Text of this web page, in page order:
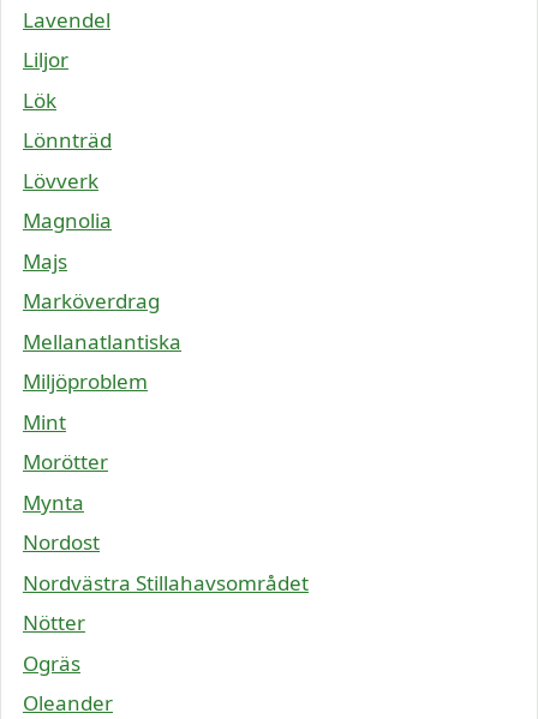
Lavendel
Liljor
Lök
Lönnträd
Lövverk
Magnolia
Majs
Marköverdrag
Mellanatlantiska
Miljöproblem
Mint
Morötter
Mynta
Nordost
Nordvästra Stillahavsområdet
Nötter
Ogräs
Oleander